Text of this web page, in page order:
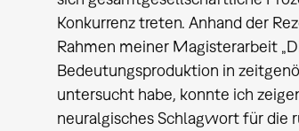
Konkurrenz treten. Anhand der
Rahmen meiner Magisterarbeit
Bedeutungsproduktion in
untersucht habe, konnte ich
neuralgisches Schlagwort für die